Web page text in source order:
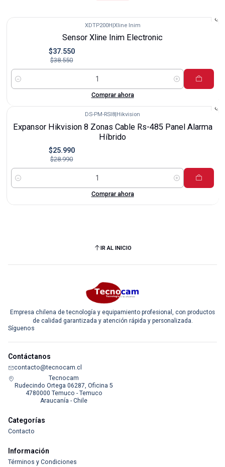
XDTP200H|Xline Inim
Sensor Xline Inim Electronic
$37.550
$38.550
Cantidad
Comprar ahora
DS-PM-RSI8 Hikvision
Expansor Hikvision 8 Zonas Cable Rs-485 Panel Alarma
Híbrido
$25.990
$28.990
Cantidad
Comprar ahora
IR AL INICIO
Empresa chilena de tecnología y equipamiento profesional, con productos
de calidad garantizada y atención rápida y personalizada.
Síguenos
Contáctanos
contacto@tecnocam.cl
Tecnocam
Rudecindo Ortega 06287, Oficina 5
4780000 Temuco - Temuco
Araucanía - Chile
Categorías
Contacto
Información
Términos y Condiciones